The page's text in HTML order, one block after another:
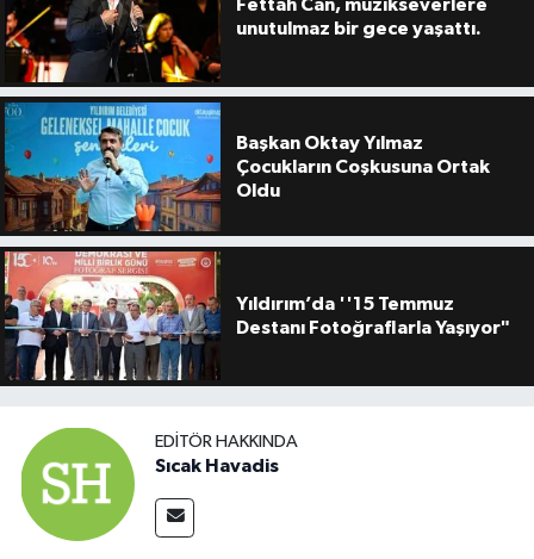
Fettah Can, müzikseverlere
unutulmaz bir gece yaşattı.
Başkan Oktay Yılmaz
Çocukların Coşkusuna Ortak
Oldu
Yıldırım’da ''15 Temmuz
Destanı Fotoğraflarla Yaşıyor"
EDITÖR HAKKINDA
Sıcak Havadis